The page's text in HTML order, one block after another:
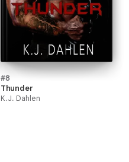
#8
Thunder
K.J. Dahlen